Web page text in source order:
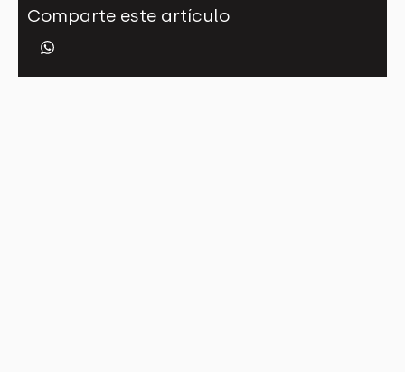
Comparte este artículo